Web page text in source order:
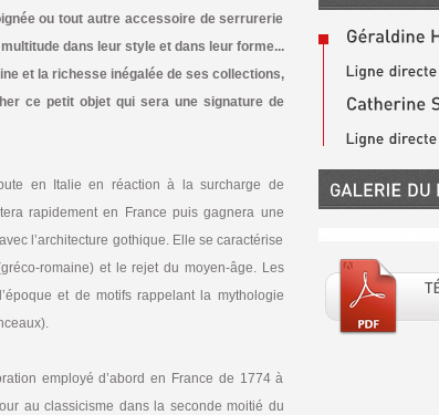
ou tout autre accessoire de serrurerie
dans leur style et dans leur forme...
et la richesse inégalée de ses collections,
ce petit objet qui sera une signature de
en Italie en réaction à la surcharge de
rapidement en France puis gagnera une
l’architecture gothique. Elle se caractérise
romaine) et le rejet du moyen-âge. Les
et de motifs rappelant la mythologie
employé d’abord en France de 1774 à
au classicisme dans la seconde moitié du